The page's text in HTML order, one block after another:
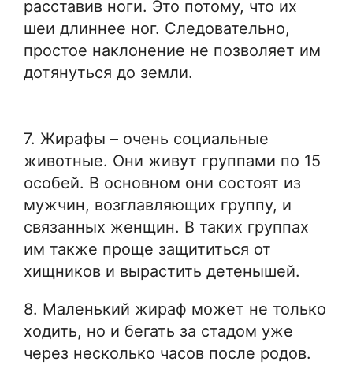
расставив ноги. Это потому, что их
шеи длиннее ног. Следовательно,
простое наклонение не позволяет им
дотянуться до земли.
7. Жирафы – очень социальные
животные. Они живут группами по 15
особей. В основном они состоят из
мужчин, возглавляющих группу, и
связанных женщин. В таких группах
им также проще защититься от
хищников и вырастить детенышей.
8. Маленький жираф может не только
ходить, но и бегать за стадом уже
через несколько часов после родов.